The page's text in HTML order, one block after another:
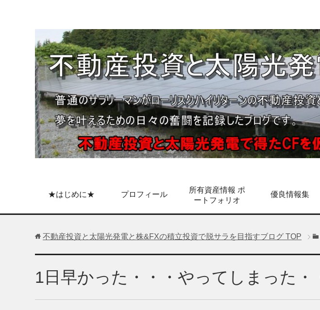
★はじめに★ プロフィール
所有資産情報 ポ
ートフォリオ
優良情報集
不動産投資と太陽光発電と株&FXの積立投資で脱サラを目指すブログ TOP
1日早かった・・・やってしまった・